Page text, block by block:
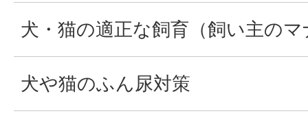
犬・猫の適正な飼育（飼い主のマ
犬や猫のふん尿対策